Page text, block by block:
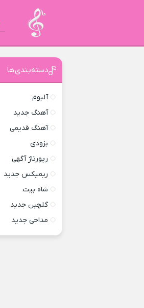
دسته‌بندی‌ها
آلبوم
آهنگ جدید
آهنگ قدیمی
بزودی
رپورتاژ آگهی
ریمیکس جدید
شاه بیت
گلچین جدید
مداحی جدید